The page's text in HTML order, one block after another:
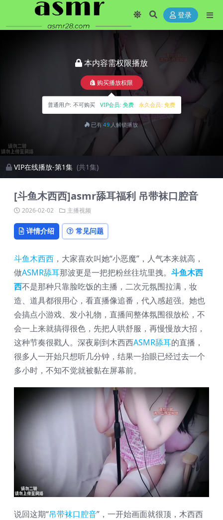
登录
本内容需权限播放
购买播放权限
普通用户: 不可购买 VIP会员: 免费 永久会员: 免费
已有49 人解锁播放
VIP在线播放-第1集 (共1集)
[斗鱼木西西]asmr舔耳福利 吊带袜口腔音
2026-02-02 主播视频
详情介绍 常见问题
斗鱼木西西 ，大家喜欢叫她“小恶魔”，人气本来就高，
做ASMR舔耳那波更是一把把粉丝往坑里拽。 斗鱼木西
西不是那种只靠脸吃饭的主播，二次元氛围拉满，妆
造、道具都很用心，看直播像追番，代入感超强。她也
会搞点小游戏、发小礼物，直播间整体氛围很放松，不
会一上来就搞得很色，先把人哄舒服，再慢慢放大招，
这种节奏很戳人。深夜刷到木西西ASMR舔耳的直播，
很多人一开始只想听几分钟，结果一抬眼已经过去一个
多小时，不知不觉就被黏在屏幕前。
说回这期“吊带袜口腔音”，一开始画面就很顶，木西西